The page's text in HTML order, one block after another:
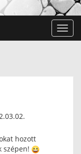
hozott
szépen!